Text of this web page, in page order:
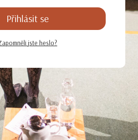
Přihlásit se
jste heslo?